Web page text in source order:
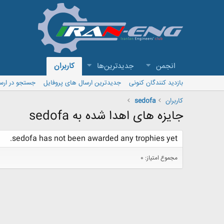
انجمن جدیدترین‌ها کاربران
بازدید کنندگان کنونی جدیدترین ارسال های پروفایل
جستجو در
کاربران
sedofa
جایزه های اهدا شده به sedofa
sedofa has not been awarded any trophies yet.
مجموع امتیاز: 0